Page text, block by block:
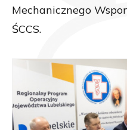
Mechanicznego
ŚCCS.